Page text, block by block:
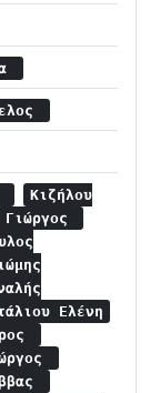
Κιζήλου
Ελένη